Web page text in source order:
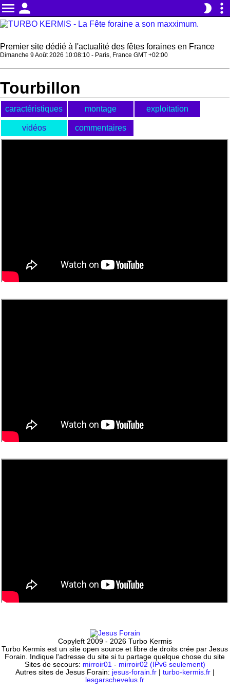
menu person brightness_2 more_vert
Premier site dédié à l'actualité des fêtes foraines en France
Dimanche 9 Août 2026 10:08:10 - Paris, France GMT +02:00
Tourbillon
caractéristiques montage exploitation
vidéos commentaires
Copyleft 2009 - 2026 Turbo Kermis
Turbo Kermis est un site open source et libre de droits crée par Jesus
Forain. Indique l'adresse du site si tu partage quelque chose du site
Sites de secours: mirroir01 - mirroir02 (IPv6 seulement)
Autres sites de Jesus Forain: jesus-forain.fr| turbo-kermis.fr|
lesgarschevelus.fr